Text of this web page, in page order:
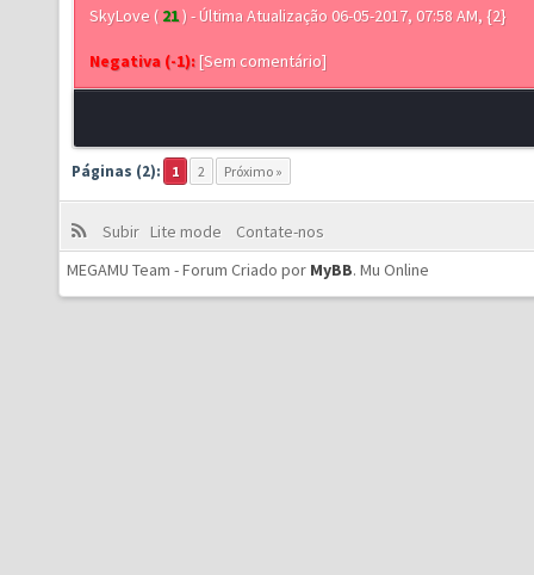
SkyLove ( 21) - Última Atualização 06-05-2017, 07:58 AM, {2}
Negativa (-1):[Sem comentário]
Páginas (2): 1 2 Próximo »
Subir Lite mode
Contate-nos
MEGAMU Team - Forum Criado por MyBB. Mu Online